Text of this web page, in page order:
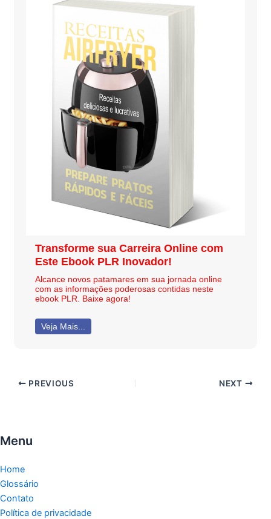
Transforme sua Carreira Online com
Este Ebook PLR Inovador!
Alcance novos patamares em sua jornada online
com as informações poderosas contidas neste
ebook PLR. Baixe agora!
Veja Mais...
PREVIOUS NEXT
Menu
Home
Glossário
Contato
Política de privacidade